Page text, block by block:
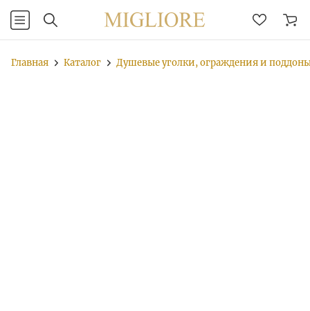
Главная Каталог Душевые уголки, ограждения и